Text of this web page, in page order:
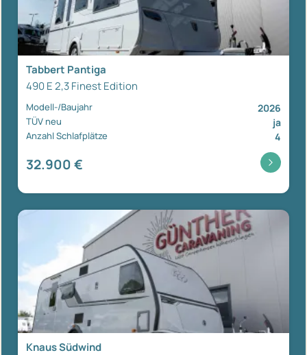
Tabbert Pantiga
490 E 2,3 Finest Edition
Modell-/Baujahr 2026
TÜV neu ja
Anzahl Schlafplätze 4
32.900 €
Knaus Südwind